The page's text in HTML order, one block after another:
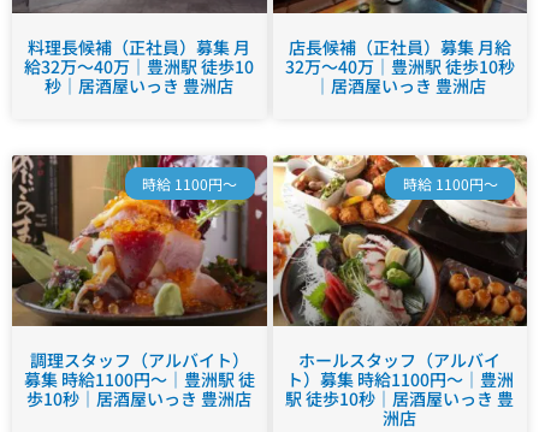
料理長候補（正社員）募集 月
給32万～40万｜豊洲駅 徒歩10
秒｜居酒屋いっき 豊洲店
店長候補（正社員）募集 月給
32万～40万｜豊洲駅 徒歩10秒
｜居酒屋いっき 豊洲店
時給 1100円～
調理スタッフ（アルバイト）
募集 時給1100円～｜豊洲駅 徒
歩10秒｜居酒屋いっき 豊洲店
時給 1100円～
ホールスタッフ（アルバイ
ト）募集 時給1100円～｜豊洲
駅 徒歩10秒｜居酒屋いっき 豊
洲店